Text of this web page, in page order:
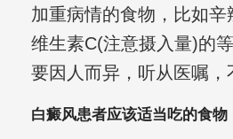
加重病情的食物，比如辛
维生素C(注意摄入量)的
要因人而异，听从医嘱，
白癜风患者应该适当吃的食物